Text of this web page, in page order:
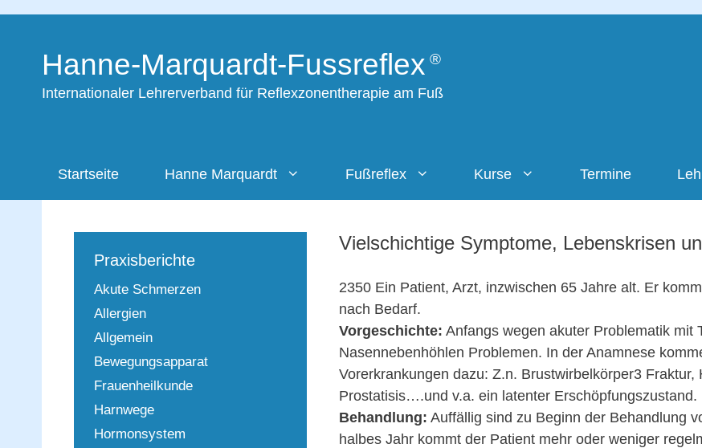
springenHanne-Marquardt-Fussreflex
Internationaler Lehrerverband für Reflexzonentherapie am Fuß
Startseite Hanne Marquardt Fußreflex Kurse Termine
Vielschichtige Symptome, Lebenskrisen
2350 Ein Patient, Arzt, inzwischen 65 Jahre alt. Er
nach Bedarf.
Vorgeschichte: Anfangs wegen akuter Problematik mit
Nasennebenhöhlen Problemen. In der Anamnese
Vorerkrankungen dazu: Z.n. Brustwirbelkörper3
Prostatisis….und v.a. ein latenter Erschöpfungszustand.
Behandlung: Auffällig sind zu Beginn der Behandlung
halbes Jahr kommt der Patient mehr oder weniger
Praxisberichte
Akute Schmerzen
Allergien
Allgemein
Bewegungsapparat
Frauenheilkunde
Harnwege
Hormonsystem